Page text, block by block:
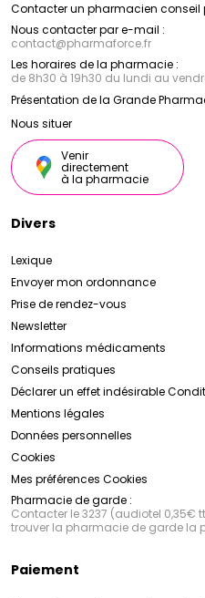
Contacter un pharmacien conseil
Nous contacter par e-mail :
contact@pharmaforce.fr
Les horaires de la pharmacie :
de 8h30 à 19h30 du lundi au
Présentation de la Grande
Nous situer
Venir
directement
à la pharmacie
Divers
Lexique
Envoyer mon ordonnance
Prise de rendez-vous
Newsletter
Informations médicaments
Conseils pratiques
Déclarer un effet indésirable
Mentions légales
Données personnelles
Cookies
Mes préférences Cookies
Pharmacie de garde :
Contacter le 3237 (audiotel
trouver la pharmacie de garde la
Paiement